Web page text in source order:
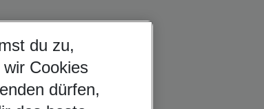
du zu,
wir Cookies
dürfen,